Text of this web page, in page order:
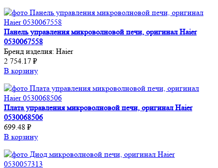
Панель управления микроволновой печи, оригинал Haier
0530067558
Бренд изделия: Haier
2 754.17 ₽
В корзину
Плата управления микроволновой печи, оригинал Haier
0530068506
699.48 ₽
В корзину